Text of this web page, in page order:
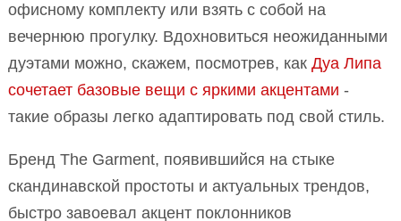
офисному комплекту или взять с собой на
вечернюю прогулку. Вдохновиться неожиданными
дуэтами можно, скажем, посмотрев, как Дуа Липа
сочетает базовые вещи с яркими акцентами -
такие образы легко адаптировать под свой стиль.
Бренд The Garment, появившийся на стыке
скандинавской простоты и актуальных трендов,
быстро завоевал акцент поклонников